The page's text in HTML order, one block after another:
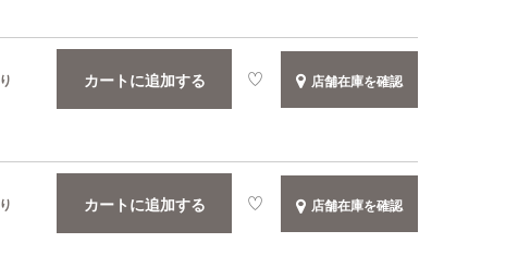
カートに追加する 店舗在庫を確認
カートに追加する 店舗在庫を確認